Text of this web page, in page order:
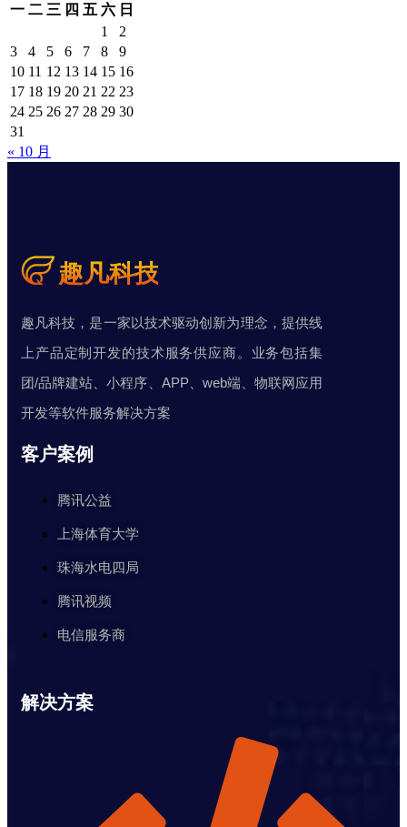
一 二 三 四 五 六 日
1
2
3
4 5 6 7 8
9
10 11 12 13 14 15 16
17 18 19 20 21 22 23
24 25 26 27 28 29 30
31
« 10 月
趣凡科技，是一家以技术驱动创新为理念，提供线
上产品定制开发的技术服务供应商。业务包括集
团/品牌建站、小程序、APP、web端、物联网应用
开发等软件服务解决方案
客户案例
腾讯公益
上海体育大学
珠海水电四局
腾讯视频
电信服务商
解决方案